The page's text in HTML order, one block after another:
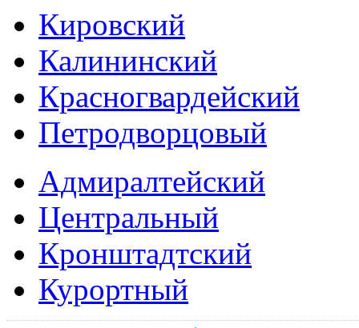
Кировский
Калининский
Красногвардейский
Петродворцовый
Адмиралтейский
Центральный
Кронштадтский
Курортный